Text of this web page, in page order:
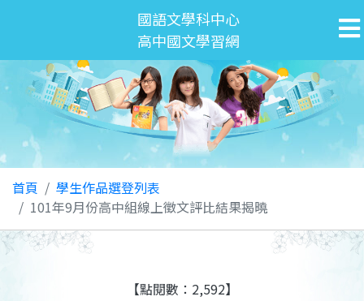
國語文學科中心
高中國文學習網
首頁
學生作品選登列表
101年9月份高中組線上徵文評比結果揭曉
【點閱數：2,592】